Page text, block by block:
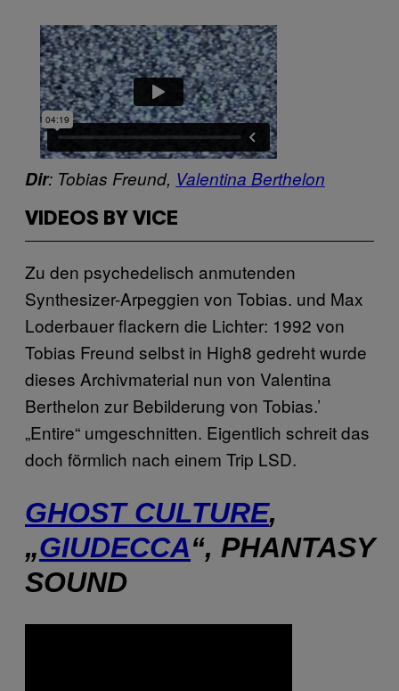
Dir: Tobias Freund, Valentina Berthelon
VIDEOS BY VICE
Zu den psychedelisch anmutenden
Synthesizer-Arpeggien von Tobias. und Max
Loderbauer flackern die Lichter: 1992 von
Tobias Freund selbst in High8 gedreht wurde
dieses Archivmaterial nun von Valentina
Berthelon zur Bebilderung von Tobias.’
„Entire“ umgeschnitten. Eigentlich schreit das
doch förmlich nach einem Trip LSD.
GHOST CULTURE,
„GIUDECCA“, PHANTASY
SOUND